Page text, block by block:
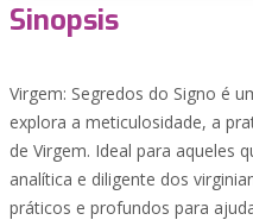
Sinopsis
Virgem: Segredos do Signo é
explora a meticulosidade, a
de Virgem. Ideal para aqueles
analítica e diligente dos
práticos e profundos para